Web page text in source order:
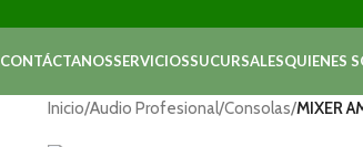
CONTÁCTANOSSERVICIOSSUCURSALESQUIENES
Inicio/Audio Profesional/Consolas/MIXER